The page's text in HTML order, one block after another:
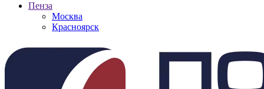
Пенза
Москва
Красноярск